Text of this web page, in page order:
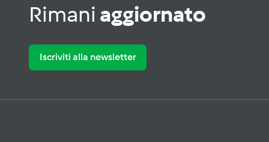
Rimani aggiornato
Iscriviti alla newsletter